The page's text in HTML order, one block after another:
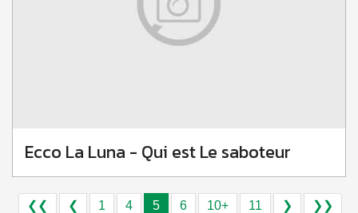
Ecco La Luna - Qui est Le saboteur
❮❮ ❮ 1 4 5 6 10+ 11 ❯ ❯❯